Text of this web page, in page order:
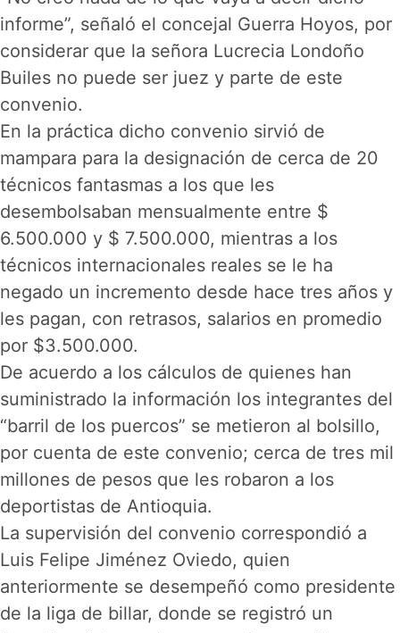
informe”, señaló el concejal Guerra Hoyos, por
considerar que la señora Lucrecia Londoño
Builes no puede ser juez y parte de este
convenio.
En la práctica dicho convenio sirvió de
mampara para la designación de cerca de 20
técnicos fantasmas a los que les
desembolsaban mensualmente entre $
6.500.000 y $ 7.500.000, mientras a los
técnicos internacionales reales se le ha
negado un incremento desde hace tres años y
les pagan, con retrasos, salarios en promedio
por $3.500.000.
De acuerdo a los cálculos de quienes han
suministrado la información los integrantes del
“barril de los puercos” se metieron al bolsillo,
por cuenta de este convenio; cerca de tres mil
millones de pesos que les robaron a los
deportistas de Antioquia.
La supervisión del convenio correspondió a
Luis Felipe Jiménez Oviedo, quien
anteriormente se desempeñó como presidente
de la liga de billar, donde se registró un